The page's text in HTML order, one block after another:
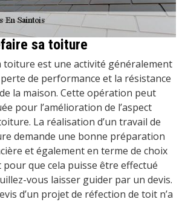
sa toiture
toiture est une activité généralement
de performance et la résistance
la maison. Cette opération peut
pour l’amélioration de l’aspect
La réalisation d’un travail de
demande une bonne préparation
et également en terme de choix
que cela puisse être effectué
vous laisser guider par un devis.
d’un projet de réfection de toit n’a